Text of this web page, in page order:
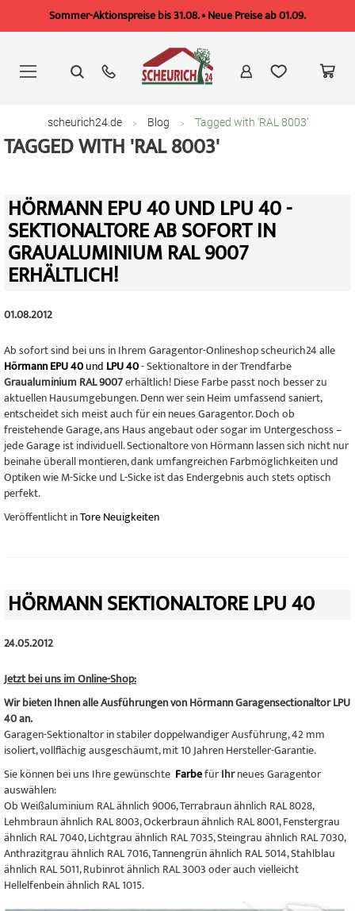
Sommer-Aktionspreise bis 31.08. • Neue Preise ab 01.09.
springen
scheurich24.de Blog Tagged with 'RAL 8003'
TAGGED WITH 'RAL 8003'
HÖRMANN EPU 40 UND LPU 40 -
SEKTIONALTORE AB SOFORT IN
GRAUALUMINIUM RAL 9007
ERHÄLTLICH!
01.08.2012
Ab sofort sind bei uns in Ihrem Garagentor-Onlineshop scheurich24 alle
Hörmann EPU 40und LPU 40- Sektionaltore in der Trendfarbe
Graualuminium RAL 9007erhältlich! Diese Farbe passt noch besser zu
aktuellen Hausumgebungen. Denn wer sein Heim umfassend saniert,
entscheidet sich meist auch für ein neues Garagentor. Doch ob
freistehende Garage, ans Haus angebaut oder sogar im Untergeschoss –
jede Garage ist individuell. Sectionaltore von Hörmann lassen sich nicht nur
beinahe überall montieren, dank umfangreichen Farbmöglichkeiten und
Optiken wie M-Sicke und L-Sicke ist das Endergebnis auch stets optisch
perfekt.
Veröffentlicht inTore Neuigkeiten
HÖRMANN SEKTIONALTORE LPU 40
24.05.2012
Jetzt bei uns im Online-Shop:
Wir bieten Ihnen alle Ausführungen von Hörmann Garagensectionaltor LPU
40 an.
Garagen-Sektionaltor in stabiler doppelwandiger Ausführung, 42 mm
isoliert, vollflächig ausgeschäumt, mit 10 Jahren Hersteller-Garantie.
Sie können bei uns Ihre gewünschte FarbefürIhrneues Garagentor
auswählen:
Ob Weißaluminium RAL ähnlich 9006, Terrabraun ähnlich RAL 8028,
Lehmbraun ähnlich RAL 8003, Ockerbraun ähnlich RAL 8001, Fenstergrau
ähnlich RAL 7040, Lichtgrau ähnlich RAL 7035, Steingrau ähnlich RAL 7030,
Anthrazitgrau ähnlich RAL 7016, Tannengrün ähnlich RAL 5014, Stahlblau
ähnlich RAL 5011, Rubinrot ähnlich RAL 3003 oder auch vielleicht
Hellelfenbein ähnlich RAL 1015.